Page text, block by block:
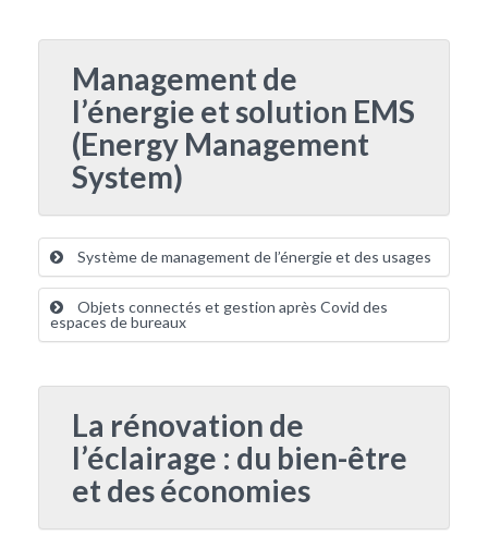
Management de
l’énergie et solution EMS
(Energy Management
System)
Système de management de l’énergie et des usages
Objets connectés et gestion après Covid des
espaces de bureaux
La rénovation de
l’éclairage : du bien-être
et des économies